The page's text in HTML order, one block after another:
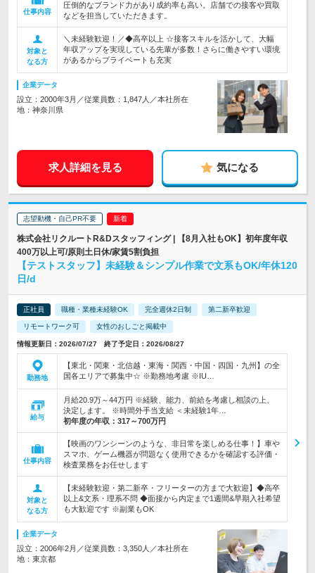
仕事内容
圧倒的なブランド力があり成約率も高い。店舗での接客や買取
などを担当していただきます。
対象と
なる方
＼未経験歓迎！／◆高卒以上 ☆接客スキルを活かして、大幅
年収アップを実現している先輩が多数！さらに働きやすい環境
があるからプライベートも充実
企業データ
設立：2000年3月／従業員数：1,847人／本社所在
地：神奈川県
求人詳細を見る 気になる
志望動機・自己PR不要
株式会社リクルートR&Dスタッフィング | 【8月入社もOK】初年度年収
400万以上可/原則土日休/家賃5割負担
【テストスタッフ】未経験＆シンプル作業で文系もOK/年休120
日/d
正社員 職種・業種未経験OK 完全週休2日制 第二新卒歓迎
リモートワーク可 女性のおしごと掲載中
情報更新日：2026/07/27 終了予定日：2026/08/27
勤務地
【東北・関東・北信越・東海・関西・中国・四国・九州】の全
国各エリアで募集中☆ ※勤務地考慮 ※IU…
給与
月給20.9万～44万円 ※経験、能力、前給を考慮し相談の上、
決定します。 ※時間外手当支給 ＜未経験1年…
初年度の年収： 317～700万円
仕事内容
【映画のワンシーンのような、非日常を楽しめる仕事！】車や
スマホ、ゲーム機器が問題なく使用できるかを確認する評価・
検査業務をお任せします
対象と
なる方
【未経験歓迎・第二新卒・フリーターの方まで大歓迎】◆高卒
以上&文系・理系不問 ◆面接から内定まで1週間&早期入社希望
も大歓迎です ※副業もOK
企業データ
設立：2006年2月／従業員数：3,350人／本社所在
地：東京都